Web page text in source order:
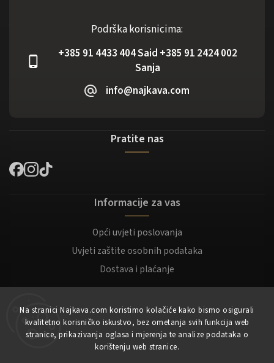
Na stranici Najkava.com koristimo kolačiće kako bismo osigurali
kvalitetno korisničko iskustvo, bez ometanja svih funkcija web
stranice, prikazivanja oglasa i mjerenja te analize podataka o
korištenju web stranice.
Podrška korisnicima:
+385 91 4433 404 Said +385 91 2424 002
Sanja
info@najkava.com
Pratite nas
Informacije za vas
Opći uvjeti poslovanja
Uvjeti zaštite osobnih podataka
Dostava i plaćanje
Moj račun
Registracija